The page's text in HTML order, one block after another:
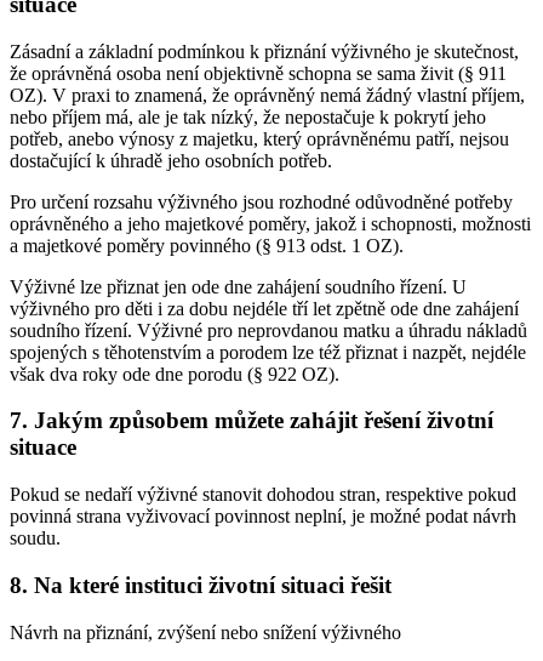
Zásadní a základní podmínkou k přiznání výživného je skutečnost,
že oprávněná osoba není objektivně schopna se sama živit (§ 911
OZ). V praxi to znamená, že oprávněný nemá žádný vlastní příjem,
nebo příjem má, ale je tak nízký, že nepostačuje k pokrytí jeho
potřeb, anebo výnosy z majetku, který oprávněnému patří, nejsou
dostačující k úhradě jeho osobních potřeb.
Pro určení rozsahu výživného jsou rozhodné odůvodněné potřeby
oprávněného a jeho majetkové poměry, jakož i schopnosti, možnosti
a majetkové poměry povinného (§ 913 odst. 1 OZ).
Výživné lze přiznat jen ode dne zahájení soudního řízení. U
výživného pro děti i za dobu nejdéle tří let zpětně ode dne zahájení
soudního řízení. Výživné pro neprovdanou matku a úhradu nákladů
spojených s těhotenstvím a porodem lze též přiznat i nazpět, nejdéle
však dva roky ode dne porodu (§ 922 OZ).
7. Jakým způsobem můžete zahájit řešení životní
situace
Pokud se nedaří výživné stanovit dohodou stran, respektive pokud
povinná strana vyživovací povinnost neplní, je možné podat návrh
soudu.
8. Na které instituci životní situaci řešit
Návrh na přiznání, zvýšení nebo snížení výživného